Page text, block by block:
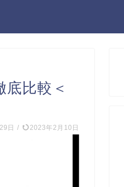
底比較＜
日 / 2023年2月10日